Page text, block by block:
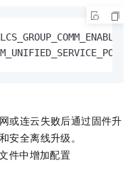
或连云失败后通过固件升
安全离线升级。
件中增加配置